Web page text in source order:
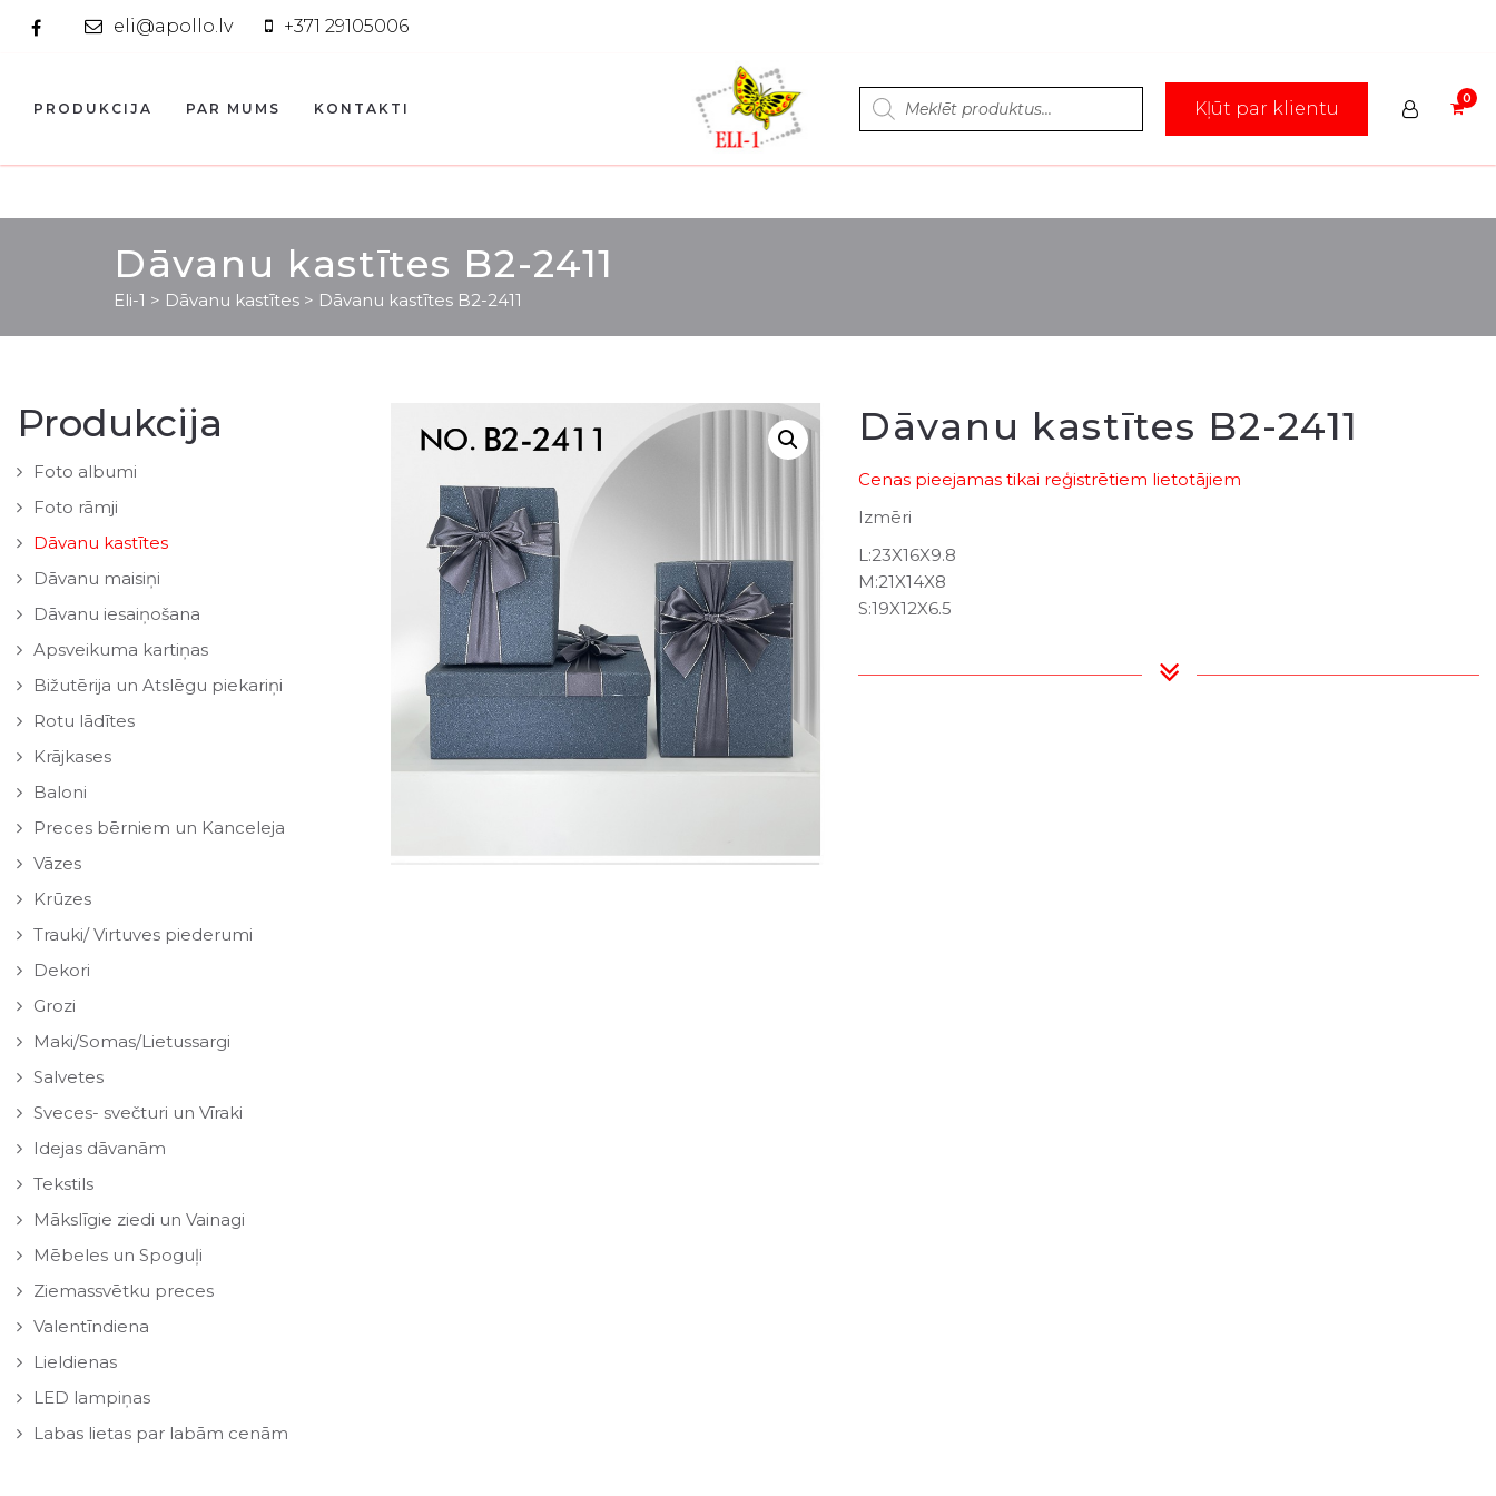
eli@apollo.lv +371 29105006
Products
search Kļūt par klientu
PRODUKCIJA PAR MUMS KONTAKTI
Dāvanu kastītes B2-2411
Eli-1 > Dāvanu kastītes > Dāvanu kastītes B2-2411
Produkcija
Foto albumi
Foto rāmji
Dāvanu kastītes
Dāvanu maisiņi
Dāvanu iesaiņošana
Apsveikuma kartiņas
Bižutērija un Atslēgu piekariņi
Rotu lādītes
Krājkases
Baloni
Preces bērniem un Kanceleja
Vāzes
Krūzes
Trauki/ Virtuves piederumi
Dekori
Grozi
Maki/Somas/Lietussargi
Salvetes
Sveces- svečturi un Vīraki
Idejas dāvanām
Tekstils
Mākslīgie ziedi un Vainagi
Mēbeles un Spoguļi
Ziemassvētku preces
Valentīndiena
Lieldienas
LED lampiņas
Labas lietas par labām cenām
Dāvanu kastītes B2-2411
Cenas pieejamas tikai reģistrētiem lietotājiem
Izmēri
L:23X16X9.8
M:21X14X8
S:19X12X6.5